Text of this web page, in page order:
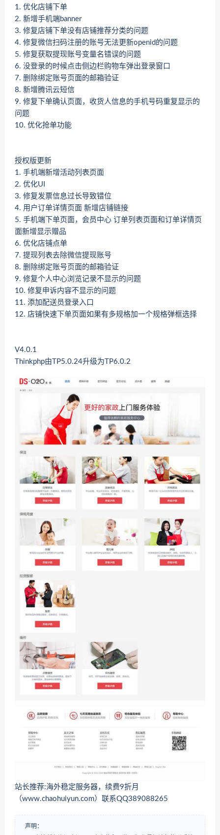
1. 优化店铺下单
2. 新增手机端banner
3. 修复店铺下单没有店铺推荐分类的问题
4. 修复微信扫码注册的账号无法更新openid的问题
5. 修复获取提现账号变量名错误的问题
6. 没登录的时候点击侧边栏购物车弹出登录窗口
7. 删除绑定账号页面的邮箱验证
8. 新增腾讯云短信
9. 修复下单确认页面，收货人信息的手机号码重复显示的
问题
10. 优化抢单功能
授权版更新
1. 手机端新增活动列表页面
2. 优化UI
3. 修复发票信息过长导致错位
4. 用户订单详情页面 新增店铺链接
5. 手机端下单页面，会员中心 订单列表页面和订单详情页
面新增显示赠品
6. 优化店铺点单
7. 提现列表去除微信提现账号
8. 删除绑定账号页面的邮箱验证
9. 修复个人中心浏览记录不显示的问题
10. 修复申诉内容不显示的问题
11. 添加配送员登录入口
12. 店铺快速下单页面如果有多规格加一个规格弹框选择
V4.0.1
Thinkphp由TP5.0.24升级为TP6.0.2
站长推荐:海外稳定服务器，续费9折月
（www.chaohuiyun.com）联系QQ389088265
声明：